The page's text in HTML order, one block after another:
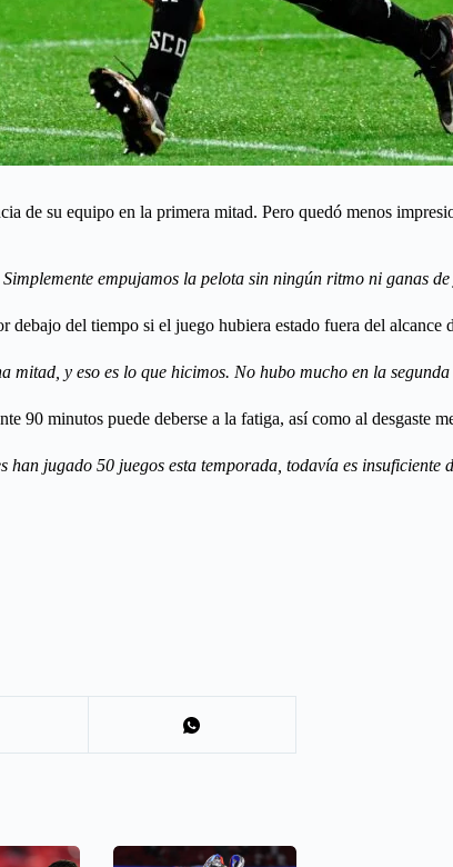
de su equipo en la primera mitad. Pero quedó menos
empujamos la pelota sin ningún ritmo ni ganas
del tiempo si el juego hubiera estado fuera del
y eso es lo que hicimos. No hubo mucho en la
90 minutos puede deberse a la fatiga, así como al desgaste
han jugado 50 juegos esta temporada, todavía es